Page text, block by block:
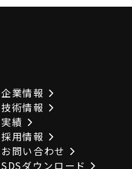
企業情報
技術情報
実績
採用情報
お問い合わせ
SDSダウンロード